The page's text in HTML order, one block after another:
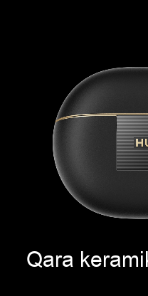
Qara